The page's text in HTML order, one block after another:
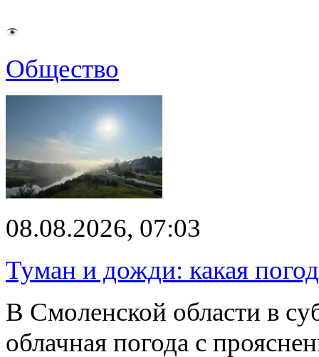
Общество
08.08.2026, 07:03
Туман и дожди: какая
В Смоленской области в
облачная погода с